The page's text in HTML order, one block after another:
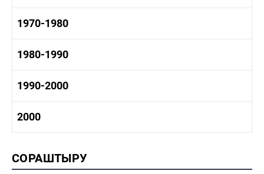
1950-1960 мәдәният
1960-1970 тарих
1960-1970 мәдәният
1970-1980
1970-1980 тарих
1970-1980 мәдәният
1980-1990
1980-1990 тарих
1980-1990 мәдәният
1990-2000
1990-2000 мәдәният
2000
2000 сәнәгать
2000 мәдәният
СОРАШТЫРУ